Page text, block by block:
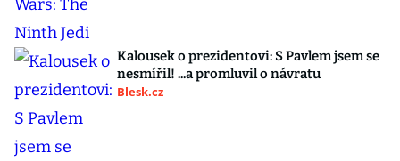
Kalousek o prezidentovi: S Pavlem jsem se
nesmířil! ...a promluvil o návratu
Blesk.cz